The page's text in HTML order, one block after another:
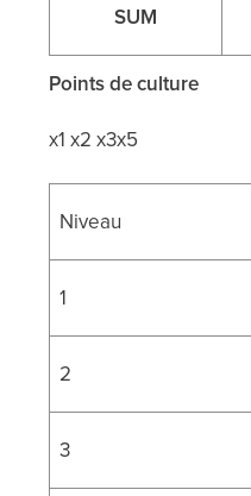
SUM
Points de culture
x1 x2 x3x5
Niveau
1
2
3